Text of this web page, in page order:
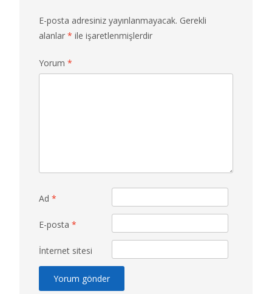
E-posta adresiniz yayınlanmayacak. Gerekli
alanlar * ile işaretlenmişlerdir
Yorum *
Ad *
E-posta *
İnternet sitesi